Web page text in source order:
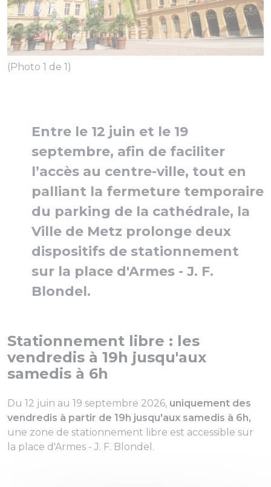
(Photo 1 de 1)
Entre le 12 juin et le 19
septembre, afin de faciliter
l’accès au centre-ville, tout en
palliant la fermeture temporaire
du parking de la cathédrale, la
Ville de Metz prolonge deux
dispositifs de stationnement
sur la place d'Armes - J. F.
Blondel.
Stationnement libre : les
vendredis à 19h jusqu'aux
samedis à 6h
Du 12 juin au 19 septembre 2026, uniquement des
vendredis à partir de 19h jusqu'aux samedis à 6h,
une zone de stationnement libre est accessible sur
la place d'Armes - J. F. Blondel.